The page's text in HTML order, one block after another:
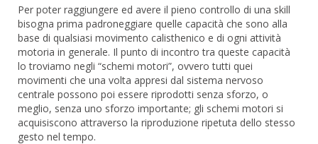
Per poter raggiungere ed avere il pieno controllo di una skill
bisogna prima padroneggiare quelle capacità che sono alla
base di qualsiasi movimento calisthenico e di ogni attività
motoria in generale. Il punto di incontro tra queste capacità
lo troviamo negli “schemi motori”, ovvero tutti quei
movimenti che una volta appresi dal sistema nervoso
centrale possono poi essere riprodotti senza sforzo, o
meglio, senza uno sforzo importante; gli schemi motori si
acquisiscono attraverso la riproduzione ripetuta dello stesso
gesto nel tempo.